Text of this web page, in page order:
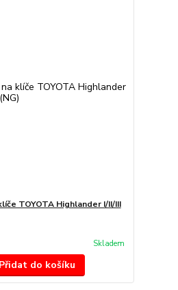
TOYOTA Highlander I/II/III
Skladem
Přidat do košíku